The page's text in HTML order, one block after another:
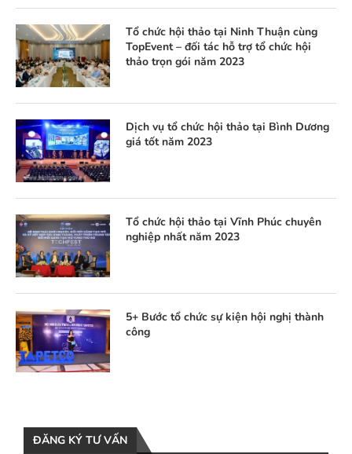
ĐĂNG KÝ TƯ VẤN
Tổ chức hội thảo tại Ninh Thuận cùng
TopEvent – đối tác hỗ trợ tổ chức hội
thảo trọn gói năm 2023
Dịch vụ tổ chức hội thảo tại Bình Dương
giá tốt năm 2023
Tổ chức hội thảo tại Vĩnh Phúc chuyên
nghiệp nhất năm 2023
5+ Bước tổ chức sự kiện hội nghị thành
công